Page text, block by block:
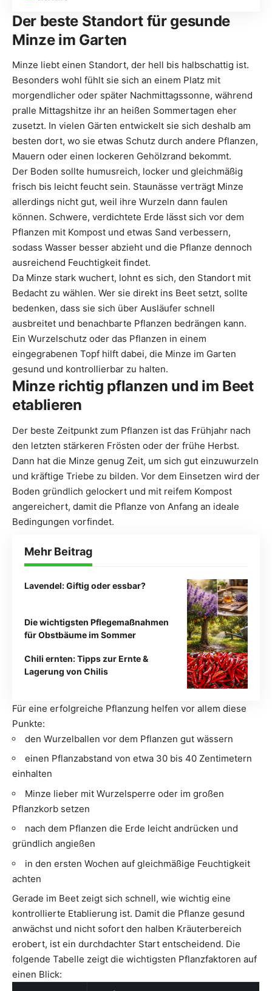
Der beste Standort für gesunde
Minze im Garten
Minze liebt einen Standort, der hell bis halbschattig ist.
Besonders wohl fühlt sie sich an einem Platz mit
morgendlicher oder später Nachmittagssonne, während
pralle Mittagshitze ihr an heißen Sommertagen eher
zusetzt. In vielen Gärten entwickelt sie sich deshalb am
besten dort, wo sie etwas Schutz durch andere Pflanzen,
Mauern oder einen lockeren Gehölzrand bekommt.
Der Boden sollte humusreich, locker und gleichmäßig
frisch bis leicht feucht sein. Staunässe verträgt Minze
allerdings nicht gut, weil ihre Wurzeln dann faulen
können. Schwere, verdichtete Erde lässt sich vor dem
Pflanzen mit Kompost und etwas Sand verbessern,
sodass Wasser besser abzieht und die Pflanze dennoch
ausreichend Feuchtigkeit findet.
Da Minze stark wuchert, lohnt es sich, den Standort mit
Bedacht zu wählen. Wer sie direkt ins Beet setzt, sollte
bedenken, dass sie sich über Ausläufer schnell
ausbreitet und benachbarte Pflanzen bedrängen kann.
Ein Wurzelschutz oder das Pflanzen in einem
eingegrabenen Topf hilft dabei, die Minze im Garten
gesund und kontrollierbar zu halten.
Minze richtig pflanzen und im Beet
etablieren
Der beste Zeitpunkt zum Pflanzen ist das Frühjahr nach
den letzten stärkeren Frösten oder der frühe Herbst.
Dann hat die Minze genug Zeit, um sich gut einzuwurzeln
und kräftige Triebe zu bilden. Vor dem Einsetzen wird der
Boden gründlich gelockert und mit reifem Kompost
angereichert, damit die Pflanze von Anfang an ideale
Bedingungen vorfindet.
Mehr Beitrag
Lavendel: Giftig oder essbar?
Die wichtigsten Pflegemaßnahmen
für Obstbäume im Sommer
Chili ernten: Tipps zur Ernte &
Lagerung von Chilis
Für eine erfolgreiche Pflanzung helfen vor allem diese
Punkte:
den Wurzelballen vor dem Pflanzen gut wässern
einen Pflanzabstand von etwa 30 bis 40 Zentimetern
einhalten
Minze lieber mit Wurzelsperre oder im großen
Pflanzkorb setzen
nach dem Pflanzen die Erde leicht andrücken und
gründlich angießen
in den ersten Wochen auf gleichmäßige Feuchtigkeit
achten
Gerade im Beet zeigt sich schnell, wie wichtig eine
kontrollierte Etablierung ist. Damit die Pflanze gesund
anwächst und nicht sofort den halben Kräuterbereich
erobert, ist ein durchdachter Start entscheidend. Die
folgende Tabelle zeigt die wichtigsten Pflanzfaktoren auf
einen Blick: